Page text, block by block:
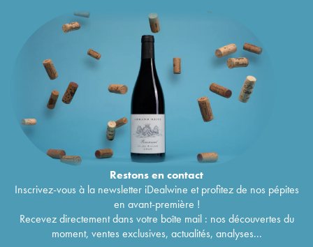
Restons encontact
Inscrivez-vous à la newsletter iDealwine et profitez de nos pépites
en avant-première !
Recevez directement dans votre boîte mail : nos découvertes du
moment, ventes exclusives, actualités, analyses...